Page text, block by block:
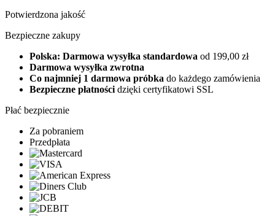
Potwierdzona jakość
Bezpieczne zakupy
Polska: Darmowa wysyłka standardowa od 199,00 zł
Darmowa wysyłka zwrotna
Co najmniej 1 darmowa próbka do każdego zamówienia
Bezpieczne płatności dzięki certyfikatowi SSL
Płać bezpiecznie
Za pobraniem
Przedpłata